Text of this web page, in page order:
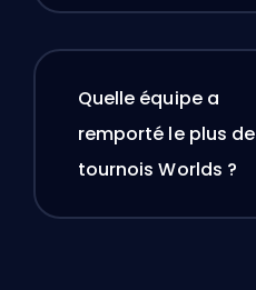
Quelle équipe a
remporté le plus de
tournois Worlds ?